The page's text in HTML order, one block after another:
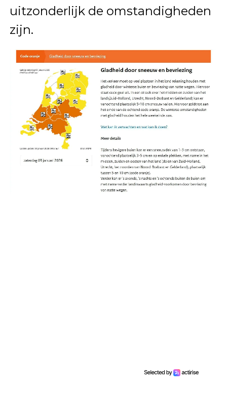
uitzonderlijk de omstandigheden
zijn.